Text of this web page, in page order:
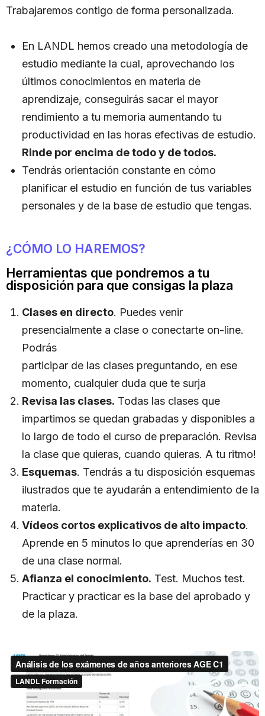
Trabajaremos contigo de forma personalizada.
En LANDL hemos creado una metodología de
estudio mediante la cual, aprovechando los
últimos conocimientos en materia de
aprendizaje, conseguirás sacar el mayor
rendimiento a tu memoria aumentando tu
productividad en las horas efectivas de estudio.
Rinde por encima de todo y de todos.
Tendrás orientación constante en cómo
planificar el estudio en función de tus variables
personales y de la base de estudio que tengas.
¿CÓMO LO HAREMOS?
Herramientas que pondremos a tu
disposición para que consigas la plaza
Clases en directo. Puedes venir
presencialmente a clase o conectarte on-line.
Podrás
participar de las clases preguntando, en ese
momento, cualquier duda que te surja
Revisa las clases. Todas las clases que
impartimos se quedan grabadas y disponibles a
lo largo de todo el curso de preparación. Revisa
la clase que quieras, cuando quieras. A tu ritmo!
Esquemas. Tendrás a tu disposición esquemas
ilustrados que te ayudarán a entendimiento de la
materia.
Vídeos cortos explicativos de alto impacto.
Aprende en 5 minutos lo que aprenderías en 30
de una clase normal.
Afianza el conocimiento. Test. Muchos test.
Practicar y practicar es la base del aprobado y
de la plaza.